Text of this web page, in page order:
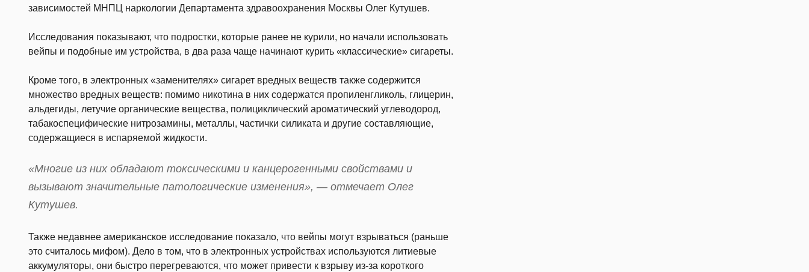
зависимостей МНПЦ наркологии Департамента здравоохранения Москвы Олег Кутушев.
Исследования показывают, что подростки, которые ранее не курили, но начали использовать
вейпы и подобные им устройства, в два раза чаще начинают курить «классические» сигареты.
Кроме того, в электронных «заменителях» сигарет вредных веществ также содержится
множество вредных веществ: помимо никотина в них содержатся пропиленгликоль, глицерин,
альдегиды, летучие органические вещества, полициклический ароматический углеводород,
табакоспецифические нитрозамины, металлы, частички силиката и другие составляющие,
содержащиеся в испаряемой жидкости.
«Многие из них обладают токсическими и канцерогенными свойствами и
вызывают значительные патологические изменения», — отмечает Олег
Кутушев.
Также недавнее американское исследование показало, что вейпы могут взрываться (раньше
это считалось мифом). Дело в том, что в электронных устройствах используются литиевые
аккумуляторы, они быстро перегреваются, что может привести к взрыву из-за короткого